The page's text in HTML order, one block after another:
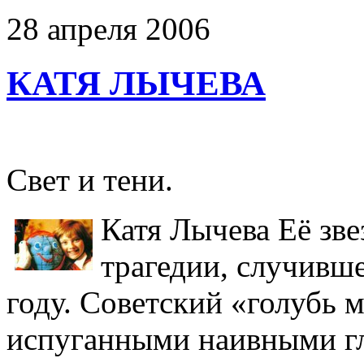
28 апреля 2006
КАТЯ ЛЫЧЕВА
Свет и тени.
Катя Лычева Её
трагедии,
году. Советский «голубь
испуганными наивными